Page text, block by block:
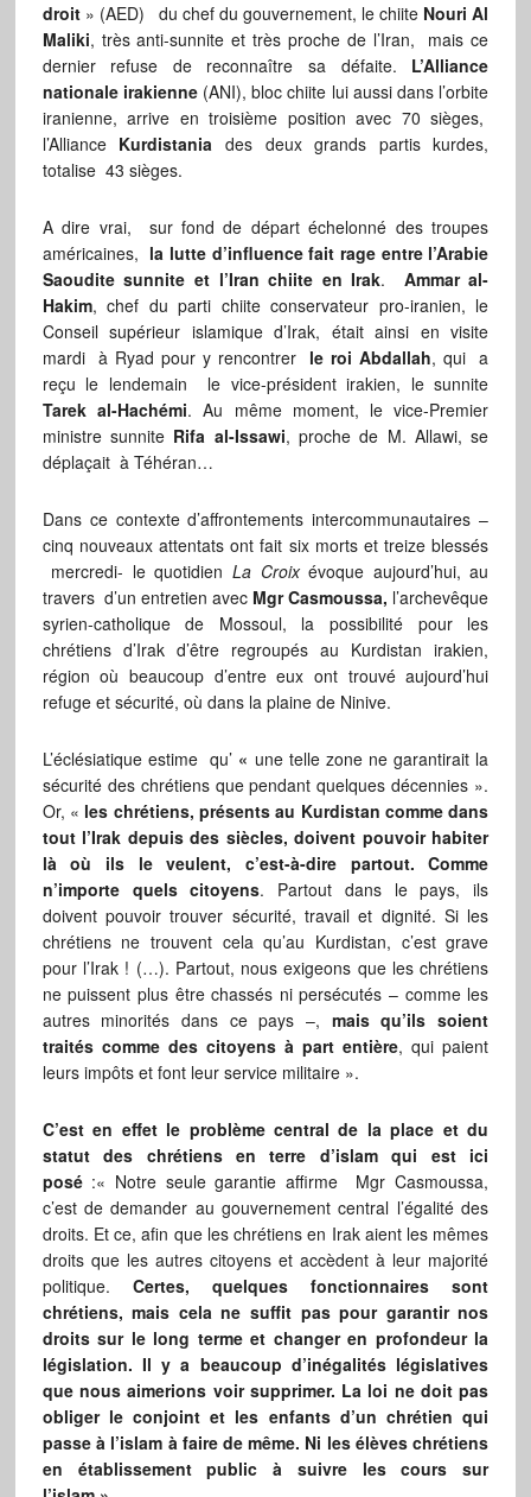
droit» (AED) du chef du gouvernement, le chiite Nouri Al
Maliki, très anti-sunnite et très proche de l’Iran, mais ce
dernier refuse de reconnaître sa défaite. L’Alliance
nationale irakienne (ANI), bloc chiite lui aussi dans l’orbite
iranienne, arrive en troisième position avec 70 sièges,
l’Alliance Kurdistania des deux grands partis kurdes,
totalise 43 sièges.
A dire vrai, sur fond de départ échelonné des troupes
américaines, la lutte d’influence fait rage entre l’Arabie
Saoudite sunnite et l’Iran chiite en Irak. Ammar al-
Hakim, chef du parti chiite conservateur pro-iranien, le
Conseil supérieur islamique d’Irak, était ainsi en visite
mardi à Ryad pour y rencontrer le roi Abdallah, qui a
reçu le lendemain le vice-président irakien, le sunnite
Tarek al-Hachémi. Au même moment, le vice-Premier
ministre sunnite Rifa al-Issawi, proche de M. Allawi, se
déplaçait à Téhéran…
Dans ce contexte d’affrontements intercommunautaires –
cinq nouveaux attentats ont fait six morts et treize blessés
mercredi- le quotidien La Croixévoque aujourd’hui, au
travers d’un entretien avec Mgr Casmoussa, l’archevêque
syrien-catholique de Mossoul, la possibilité pour les
chrétiens d’Irak d’être regroupés au Kurdistan irakien,
région où beaucoup d’entre eux ont trouvé aujourd’hui
refuge et sécurité, où dans la plaine de Ninive.
L’éclésiatique estime qu’ « une telle zone ne garantirait la
sécurité des chrétiens que pendant quelques décennies ».
Or, « les chrétiens, présents au Kurdistan comme dans
tout l’Irak depuis des siècles, doivent pouvoir habiter
là où ils le veulent, c’est-à-dire partout. Comme
n’importe quels citoyens. Partout dans le pays, ils
doivent pouvoir trouver sécurité, travail et dignité. Si les
chrétiens ne trouvent cela qu’au Kurdistan, c’est grave
pour l’Irak ! (…). Partout, nous exigeons que les chrétiens
ne puissent plus être chassés ni persécutés – comme les
autres minorités dans ce pays –, mais qu’ils soient
traités comme des citoyens à part entière, qui paient
leurs impôts et font leur service militaire ».
C’est en effet le problème central de la place et du
statut des chrétiens en terre d’islam qui est ici
posé:« Notre seule garantie affirme Mgr Casmoussa,
c’est de demander au gouvernement central l’égalité des
droits. Et ce, afin que les chrétiens en Irak aient les mêmes
droits que les autres citoyens et accèdent à leur majorité
politique. Certes, quelques fonctionnaires sont
chrétiens, mais cela ne suffit pas pour garantir nos
droits sur le long terme et changer en profondeur la
législation. Il y a beaucoup d’inégalités législatives
que nous aimerions voir supprimer. La loi ne doit pas
obliger le conjoint et les enfants d’un chrétien qui
passe à l’islam à faire de même. Ni les élèves chrétiens
en établissement public à suivre les cours sur